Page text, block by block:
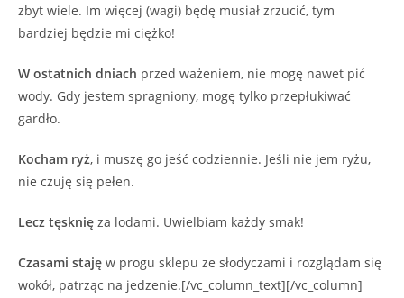
zbyt wiele. Im więcej (wagi) będę musiał zrzucić, tym
bardziej będzie mi ciężko!
W ostatnich dniach przed ważeniem, nie mogę nawet pić
wody. Gdy jestem spragniony, mogę tylko przepłukiwać
gardło.
Kocham ryż, i muszę go jeść codziennie. Jeśli nie jem ryżu,
nie czuję się pełen.
Lecz tęsknię za lodami. Uwielbiam każdy smak!
Czasami staję w progu sklepu ze słodyczami i rozglądam się
wokół, patrząc na jedzenie.[/vc_column_text][/vc_column]